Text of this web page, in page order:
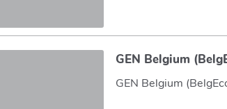
GEN Belgium
GEN Belgium